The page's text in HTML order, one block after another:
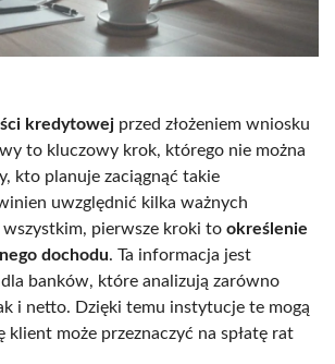
kredytowej przed złożeniem wniosku
to kluczowy krok, którego nie można
kto planuje zaciągnąć takie
uwzględnić kilka ważnych
pierwsze kroki to określenie
dochodu. Ta informacja jest
banków, które analizują zarówno
i netto. Dzięki temu instytucje te mogą
klient może przeznaczyć na spłatę rat